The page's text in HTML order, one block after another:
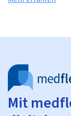
Mit